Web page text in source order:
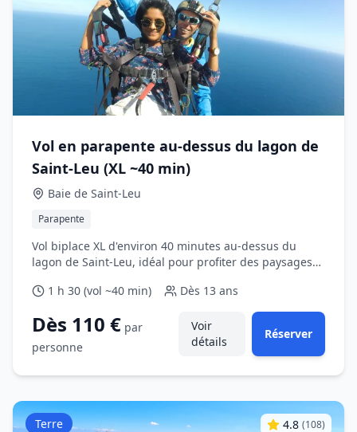
Vol en parapente au‑dessus du lagon de
Saint‑Leu (XL ~40 min)
Baie de Saint‑Leu
Parapente
Vol biplace XL d'environ 40 minutes au‑dessus du
lagon de Saint‑Leu, idéal pour profiter des paysages
1 h 30 (vol ~40 min)
Dès 13 ans
Dès 110 € par
personne
Voir
détails
Réserver
Terre 4.8 (108)